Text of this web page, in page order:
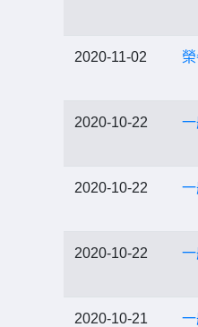
2020-11-02
2020-10-22
2020-10-22
2020-10-22
2020-10-21